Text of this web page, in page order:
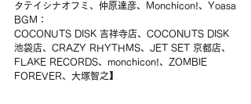
タテイシナオフミ、仲原達彦、Monchicon!、Yoasa
BGM：
COCONUTS DISK 吉祥寺店、COCONUTS DISK
池袋店、CRAZY RHYTHMS、JET SET 京都店、
FLAKE RECORDS、monchicon!、ZOMBIE
FOREVER、大塚智之】